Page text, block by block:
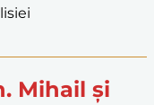
Mihail și